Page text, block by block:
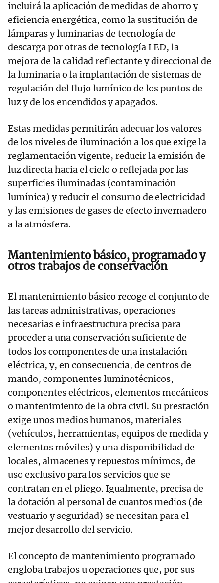
incluirá la aplicación de medidas de ahorro y
eficiencia energética, como la sustitución de
lámparas y luminarias de tecnología de
descarga por otras de tecnología LED, la
mejora de la calidad reflectante y direccional de
la luminaria o la implantación de sistemas de
regulación del flujo lumínico de los puntos de
luz y de los encendidos y apagados.
Estas medidas permitirán adecuar los valores
de los niveles de iluminación a los que exige la
reglamentación vigente, reducir la emisión de
luz directa hacia el cielo o reflejada por las
superficies iluminadas (contaminación
lumínica) y reducir el consumo de electricidad
y las emisiones de gases de efecto invernadero
a la atmósfera.
Mantenimiento básico, programado y
otros trabajos de conservación
El mantenimiento básico recoge el conjunto de
las tareas administrativas, operaciones
necesarias e infraestructura precisa para
proceder a una conservación suficiente de
todos los componentes de una instalación
eléctrica, y, en consecuencia, de centros de
mando, componentes luminotécnicos,
componentes eléctricos, elementos mecánicos
o mantenimiento de la obra civil. Su prestación
exige unos medios humanos, materiales
(vehículos, herramientas, equipos de medida y
elementos móviles) y una disponibilidad de
locales, almacenes y repuestos mínimos, de
uso exclusivo para los servicios que se
contratan en el pliego. Igualmente, precisa de
la dotación al personal de cuantos medios (de
vestuario y seguridad) se necesitan para el
mejor desarrollo del servicio.
El concepto de mantenimiento programado
engloba trabajos u operaciones que, por sus